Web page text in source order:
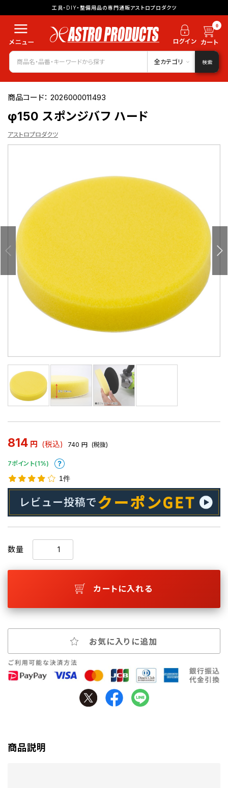
工具・DIY・整備用品の専門通販アストロプロダクツ
0
全カテゴリ 検索
商品コード：2026000011493
φ150 スポンジバフ ハード
アストロプロダクツ
814 円 (税込) 740 円 (税抜)
7ポイント(1%)
1件
数量
カートに入れる
お気に入りに追加
商品説明